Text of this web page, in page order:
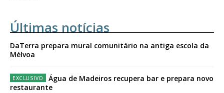
Últimas notícias
DaTerra prepara mural comunitário na antiga escola da
Mélvoa
Água de Madeiros recupera bar e prepara novo
restaurante